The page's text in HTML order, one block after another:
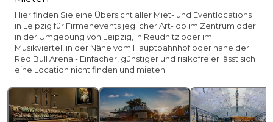
Hier finden Sie eine Übersicht aller Miet- und Eventlocations
in Leipzig für Firmenevents jeglicher Art- ob im Zentrum oder
in der Umgebung von Leipzig, in Reudnitz oder im
Musikviertel, in der Nähe vom Hauptbahnhof oder nahe der
Red Bull Arena - Einfacher, günstiger und risikofreier lässt sich
eine Location nicht finden und mieten.